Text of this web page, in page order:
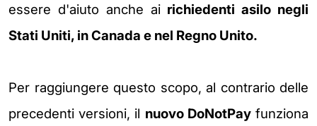
essere d'aiuto anche ai richiedenti asilo negli
Stati Uniti, in Canada e nel Regno Unito.
Per raggiungere questo scopo, al contrario delle
precedenti versioni, il nuovo DoNotPayfunziona